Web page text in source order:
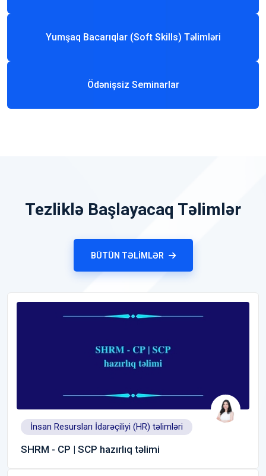
Yumşaq Bacarıqlar (Soft Skills) Təlimləri
Ödənişsiz Seminarlar
Tezliklə Başlayacaq Təlimlər
BÜTÜN TƏLIMLƏR
İnsan Resursları İdarəçiliyi (HR) təlimləri
SHRM - CP | SCP hazırlıq təlimi